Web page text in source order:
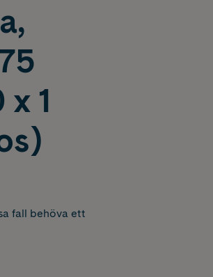
1
fall behöva ett